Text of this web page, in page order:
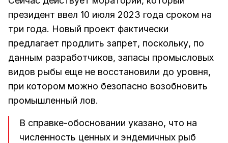
президент ввел 10 июля 2023 года сроком на
три года. Новый проект фактически
предлагает продлить запрет, поскольку, по
данным разработчиков, запасы промысловых
видов рыбы еще не восстановили до уровня,
при котором можно безопасно возобновить
промышленный лов.
В справке-обосновании указано, что на
численность ценных и эндемичных рыб